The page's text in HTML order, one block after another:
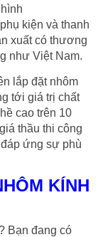
kiện và thanh
xuất có thương
như Việt Nam.
lắp đặt nhôm
tới giá trị chất
cao trên 10
thầu thi công
ứng sự phù
KÍNH
Bạn đang có